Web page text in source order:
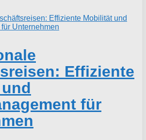
Effiziente
für